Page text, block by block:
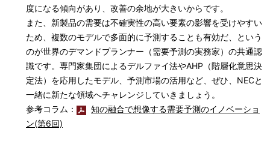
度になる傾向があり、改善の余地が大きいからです。
また、新製品の需要は不確実性の高い要素の影響を受けやすい
ため、複数のモデルで多面的に予測することも有効だ、という
のが世界のデマンドプランナー（需要予測の実務家）の共通認
識です。専門家集団によるデルファイ法やAHP（階層化意思決
定法）を応用したモデル、予測市場の活用など、ぜひ、NECと
一緒に新たな領域へチャレンジしていきましょう。
参考コラム：
知の融合で想像する需要予測のイノベーショ
ン(第6回)